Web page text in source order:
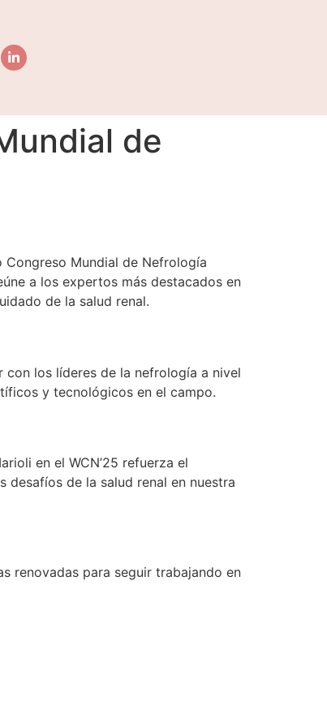
de
Mundial de Nefrología
a los expertos más destacados en
de la salud renal.
con los líderes de la nefrología a nivel
y tecnológicos en el campo.
en el WCN’25 refuerza el
de la salud renal en nuestra
renovadas para seguir trabajando en